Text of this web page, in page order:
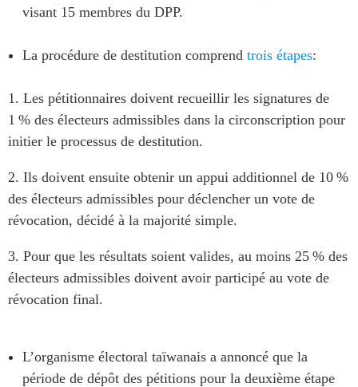
visant 15 membres du DPP.
La procédure de destitution comprend trois étapes:
1. Les pétitionnaires doivent recueillir les signatures de
1 % des électeurs admissibles dans la circonscription pour
initier le processus de destitution.
2. Ils doivent ensuite obtenir un appui additionnel de 10 %
des électeurs admissibles pour déclencher un vote de
révocation, décidé à la majorité simple.
3. Pour que les résultats soient valides, au moins 25 % des
électeurs admissibles doivent avoir participé au vote de
révocation final.
L’organisme électoral taïwanais a annoncé que la
période de dépôt des pétitions pour la deuxième étape